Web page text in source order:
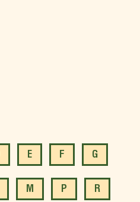
E F G
M P R